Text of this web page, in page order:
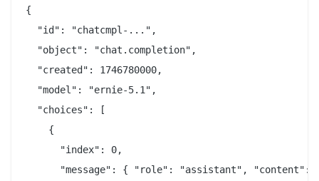
{
  "id": "chatcmpl-...",
  "object": "chat.completion",
  "created": 1746780000,
  "model": "ernie-5.1",
  "choices": [
    {
      "index": 0,
"message": { "role": "assistant", "content":